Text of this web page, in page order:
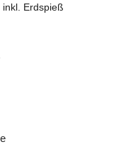
inkl. Erdspieß